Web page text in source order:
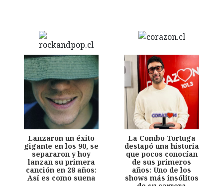
Lanzaron un éxito
gigante en los 90, se
separaron y hoy
lanzan su primera
canción en 28 años:
Así es como suena
La Combo Tortuga
destapó una historia
que pocos conocían
de sus primeros
años: Uno de los
shows más insólitos